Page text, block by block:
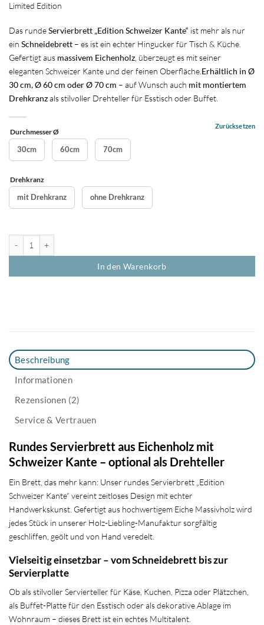
Limited Edition
Das rundeServierbrett „Edition Schweizer Kante“ ist mehr als nur
ein Schneidebrett – es ist ein echter Hingucker für Tisch & Küche.
Gefertigt aus massivem Eichenholz , überzeugt es mit seiner
eleganten Schweizer Kante und der feinen Oberfläche. Erhältlich in Ø
30 cm, Ø 60 cm oder Ø 70 cm – auf Wunsch auch mit montiertem
Drehkranzals stilvoller Drehteller für Esstisch oder Buffet.
Durchmesser Ø
30cm 60cm 70cm
Drehkranz
mit Drehkranz ohne Drehkranz
Zurücksetzen
In den Warenkorb
Beschreibung
Informationen
Rezensionen (2)
Service & Vertrauen
Rundes Servierbrett aus Eichenholz mit
Schweizer Kante – optional als Drehteller
Ein Brett, das mehr kann: Unser rundes Servierbrett „Edition
Schweizer Kante“ vereint zeitloses Design mit echter
Handwerkskunst. Gefertigt aus hochwertigem Eiche Massivholz wird
jedes Stück in unserer Holz-Liebling-Manufaktur sorgfältig
geschliffen, geölt und von Hand veredelt.
Vielseitig einsetzbar – vom Schneidebrett bis zur
Servierplatte
Ob als stilvoller Servierteller für Käse, Kuchen, Pizza oder Plätzchen,
als Buffet-Platte für den Esstisch oder als dekorative Ablage im
Wohnraum – dieses Brett ist ein echtes Multitalent.